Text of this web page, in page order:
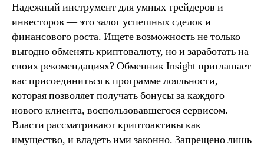
Надежный инструмент для умных трейдеров и
инвесторов — это залог успешных сделок и
финансового роста. Ищете возможность не только
выгодно обменять криптовалюту, но и заработать на
своих рекомендациях? Обменник Insight приглашает
вас присоединиться к программе лояльности,
которая позволяет получать бонусы за каждого
нового клиента, воспользовавшегося сервисом.
Власти рассматривают криптоактивы как
имущество, и владеть ими законно. Запрещено лишь